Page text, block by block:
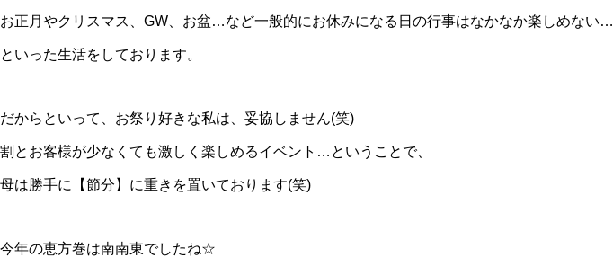
お正月やクリスマス、GW、お盆…など一般的にお休みになる日の行事はなかなか楽しめない…
といった生活をしております。
だからといって、お祭り好きな私は、妥協しません(笑)
割とお客様が少なくても激しく楽しめるイベント…ということで、
母は勝手に【節分】に重きを置いております(笑)
今年の恵方巻は南南東でしたね☆